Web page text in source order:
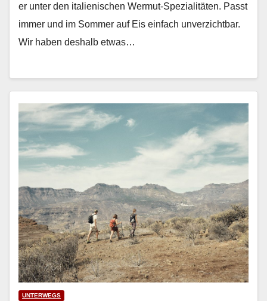
er unter den ital­ienis­chen Wer­mut-Spezial­itäten. Passt
immer und im Som­mer auf Eis ein­fach unverzicht­bar.
Wir haben deshalb etwas…
UNTERWEGS